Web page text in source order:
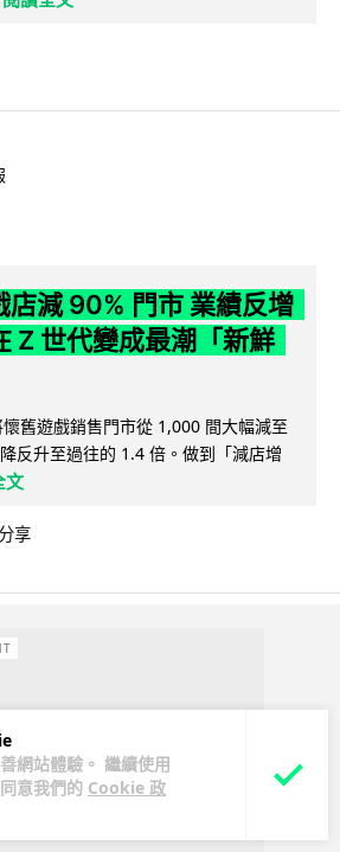
網站體驗。 繼續使用
意我們的 Cookie 政
店減 90% 門市 業績反增
Z 世代變成最潮「新鮮
舊遊戲銷售門市從 1,000 間大幅減至
反升至過往的 1.4 倍。做到「減店增
文
享